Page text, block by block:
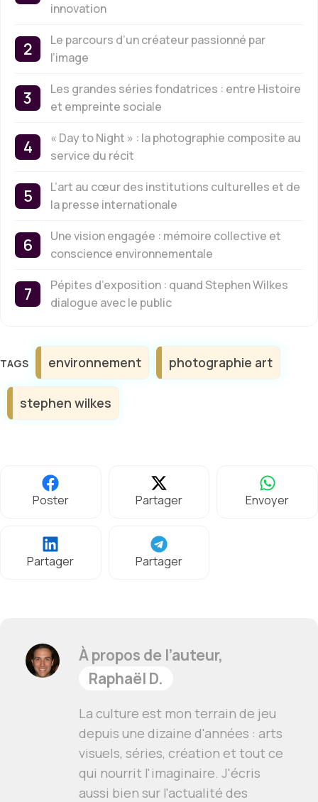
innovation
Le parcours d’un créateur passionné par
l’image
Les grandes séries fondatrices : entre Histoire
et empreinte sociale
« Day to Night » : la photographie composite au
service du récit
L’art au cœur des institutions culturelles et de
la presse internationale
Une vision engagée : mémoire collective et
conscience environnementale
Pépites d’exposition : quand Stephen Wilkes
dialogue avec le public
Étiquettes
environnement photographie art
stephen wilkes
Poster Partager Envoyer
Partager Partager
À propos de l’auteur,
Raphaël D.
La culture est mon terrain de jeu
depuis une dizaine d'années : arts
visuels, séries, création et tout ce
qui nourrit l'imaginaire. J'écris
aussi bien sur l'actualité des